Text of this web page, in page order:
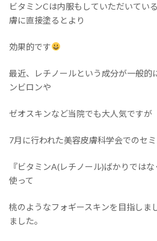
ビタミンCは内服もしていただいてい
膚に直接塗るとより
効果的です
最近、レチノールという成分が一般的
ンビロンや
ゼオスキンなど当院でも大人気ですが
7月に行われた美容皮膚科学会でのセ
『ビタミンA(レチノール)ばかりでは
使って
桃のようなフォギースキンを目指しま
ました。